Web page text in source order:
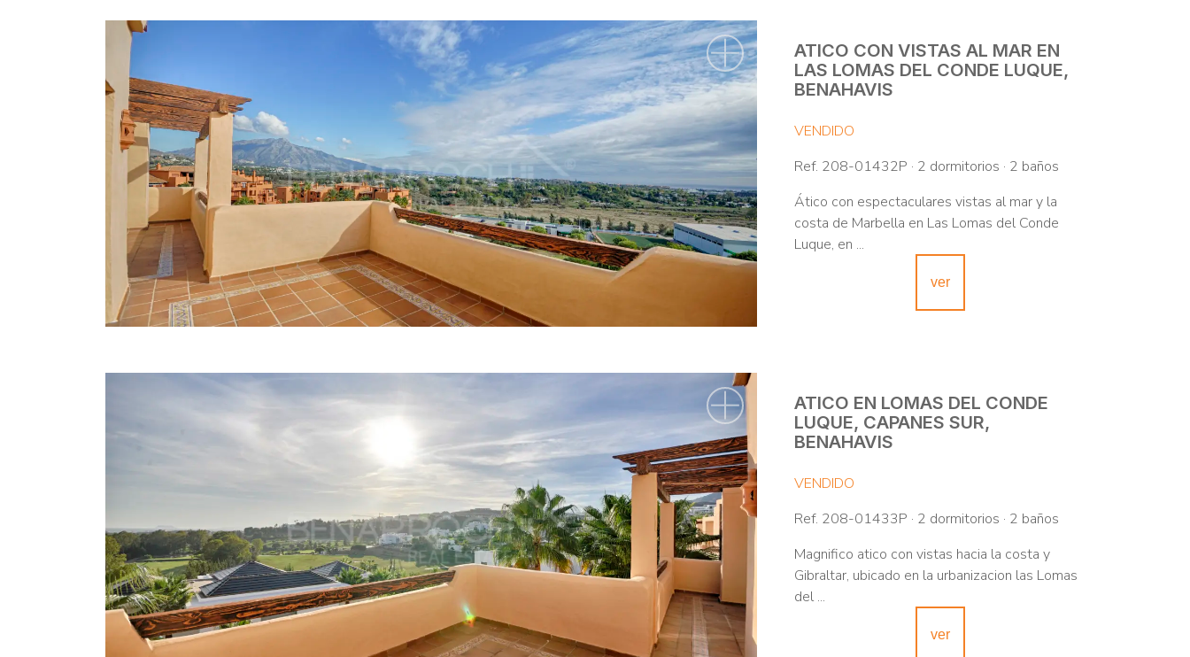
ATICO CON VISTAS AL MAR EN
LAS LOMAS DEL CONDE LUQUE,
BENAHAVIS
VENDIDO
Ref. 208-01432P · 2 dormitorios · 2 baños
Ático con espectaculares vistas al mar y la
costa de Marbella en Las Lomas del Conde
Luque, en ...
ver
ATICO EN LOMAS DEL CONDE
LUQUE, CAPANES SUR,
BENAHAVIS
VENDIDO
Ref. 208-01433P · 2 dormitorios · 2 baños
Magnifico atico con vistas hacia la costa y
Gibraltar, ubicado en la urbanizacion las Lomas
del ...
ver